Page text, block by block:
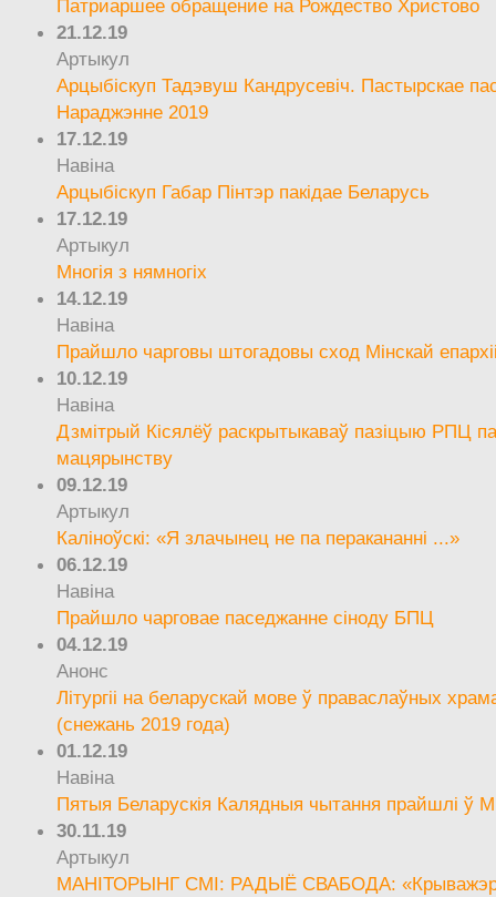
Патриаршее обращение на Рождество Христово
21.12.19
Артыкул
Арцыбіскуп Тадэвуш Кандрусевіч. Пастырскае
Нараджэнне 2019
17.12.19
Навіна
Арцыбіскуп Габар Пінтэр пакідае Беларусь
17.12.19
Артыкул
Многія з нямногіх
14.12.19
Навіна
Прайшло чарговы штогадовы сход Мінскай
10.12.19
Навіна
Дзмітрый Кісялёў раскрытыкаваў пазіцыю РПЦ
мацярынству
09.12.19
Артыкул
Каліноўскі: «Я злачынец не па перакананні ...»
06.12.19
Навіна
Прайшло чарговае паседжанне сіноду БПЦ
04.12.19
Анонс
Літургіі на беларускай мове ў праваслаўных
(снежань 2019 года)
01.12.19
Навіна
Пятыя Беларускія Калядныя чытання прайшлі ў
30.11.19
Артыкул
МАНІТОРЫНГ СМІ: РАДЫЁ СВАБОДА: